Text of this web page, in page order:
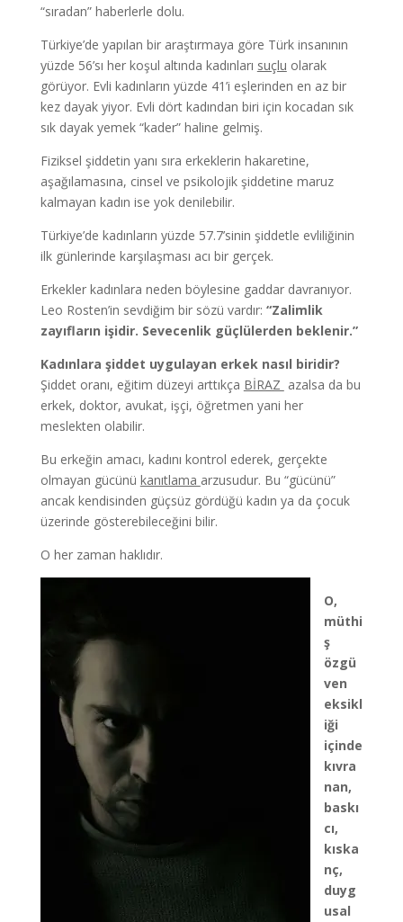
“sıradan” haberlerle dolu.
Türkiye’de yapılan bir araştırmaya göre Türk insanının
yüzde 56’sı her koşul altında kadınları suçlu olarak
görüyor. Evli kadınların yüzde 41’i eşlerinden en az bir
kez dayak yiyor. Evli dört kadından biri için kocadan sık
sık dayak yemek “kader” haline gelmiş.
Fiziksel şiddetin yanı sıra erkeklerin hakaretine,
aşağılamasına, cinsel ve psikolojik şiddetine maruz
kalmayan kadın ise yok denilebilir.
Türkiye’de kadınların yüzde 57.7’sinin şiddetle evliliğinin
ilk günlerinde karşılaşması acı bir gerçek.
Erkekler kadınlara neden böylesine gaddar davranıyor.
Leo Rosten’in sevdiğim bir sözü vardır: “Zalimlik
zayıfların işidir. Sevecenlik güçlülerden beklenir.”
Kadınlara şiddet uygulayan erkek nasıl biridir?
Şiddet oranı, eğitim düzeyi arttıkça BİRAZ azalsa da bu
erkek, doktor, avukat, işçi, öğretmen yani her
meslekten olabilir.
Bu erkeğin amacı, kadını kontrol ederek, gerçekte
olmayan gücünü kanıtlama arzusudur. Bu “gücünü”
ancak kendisinden güçsüz gördüğü kadın ya da çocuk
üzerinde gösterebileceğini bilir.
O her zaman haklıdır.
O,
müthi
ş
özgü
ven
eksikl
iği
içinde
kıvra
nan,
baskı
cı,
kıska
nç,
duyg
usal